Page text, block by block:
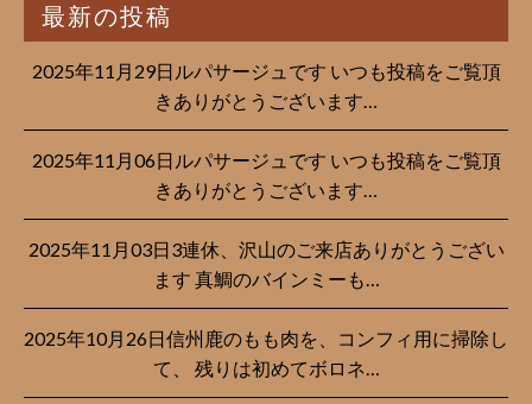
最新の投稿
2025年11月29日ルパサージュです︎ いつも投稿をご覧頂
きありがとうございます…
2025年11月06日ルパサージュです︎ いつも投稿をご覧頂
きありがとうございます…
2025年11月03日3連休、沢山のご来店ありがとうござい
ます 真鯛のバインミーも…
2025年10月26日信州鹿のもも肉を、コンフィ用に掃除し
て、 残りは初めてボロネ…